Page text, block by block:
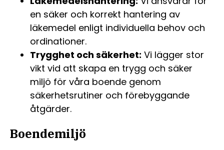
en säker och korrekt hantering av
läkemedel enligt individuella behov och
ordinationer.
Trygghet och säkerhet: Vi lägger stor
vikt vid att skapa en trygg och säker
miljö för våra boende genom
säkerhetsrutiner och förebyggande
åtgärder.
Boendemiljö